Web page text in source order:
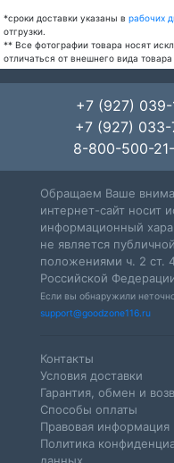
*сроки доставки указаны в рабочих
отгрузки.
** Все фотографии товара носят
отличаться от внешнего вида товара
+7 (927) 039-
+7 (927) 033-
8-800-500-
Обращаем Ваше
интернет-сайт носит
информационный
не является
положениями ч. 2 ст.
Российской
Если вы обнаружили
support@goodzone116.ru
Контакты
Условия доставки
Гарантия, обмен и
Способы оплаты
Правовая информация
Политика
данных